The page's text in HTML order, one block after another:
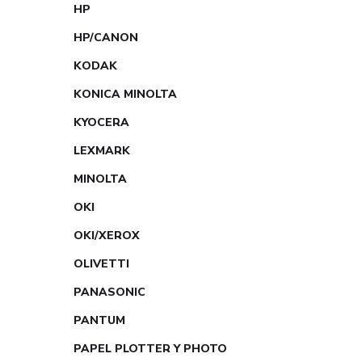
HP
HP/CANON
KODAK
KONICA MINOLTA
KYOCERA
LEXMARK
MINOLTA
OKI
OKI/XEROX
OLIVETTI
PANASONIC
PANTUM
PAPEL PLOTTER Y PHOTO